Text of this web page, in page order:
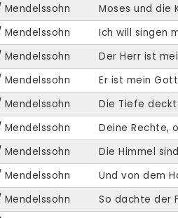
Mendelssohn
Moses und die
Mendelssohn
Ich will singen
Mendelssohn
Der Herr ist
Mendelssohn
Er ist mein Gott
Mendelssohn
Die Tiefe
Mendelssohn
Deine Rechte,
Mendelssohn
Die Himmel
Mendelssohn
Und von dem
Mendelssohn
So dachte der